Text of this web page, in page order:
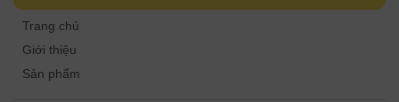
Trang chủ
Giới thiệu
Sản phẩm